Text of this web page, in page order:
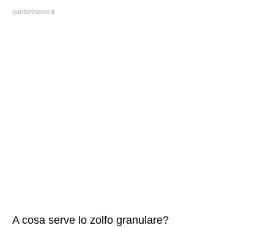
gardenhome.it
A cosa serve lo zolfo granulare?